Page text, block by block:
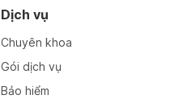
Dịch vụ
Chuyên khoa
Gói dịch vụ
Bảo hiểm